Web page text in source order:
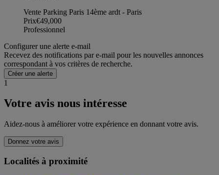
Vente Parking Paris 14ème ardt - Paris
Prix€49,000
Professionnel
Configurer une alerte e-mail
Recevez des notifications par e-mail pour les nouvelles annonces
correspondant à vos critères de recherche.
Créer une alerte
1
Votre avis nous intéresse
Aidez-nous à améliorer votre expérience en donnant votre avis.
Donnez votre avis
Localités à proximité